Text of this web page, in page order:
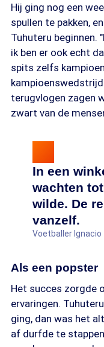
Hij ging nog een
spullen te pakken,
Tuhuteru beginnen.
ik ben er ook echt
spits zelfs
terugvlogen zagen
zwart van de
In een
wachten
wilde. De
vanzelf.
Voetballer
Als een popster
Het succes zorgde
ervaringen.
ging, dan was het
af durfde te